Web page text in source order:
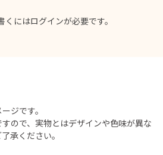
くにはログインが必要です。
ジです。
ので、実物とはデザインや色味が異な
承ください。